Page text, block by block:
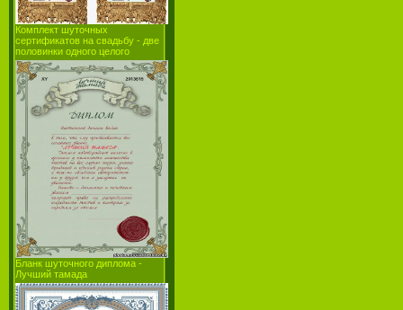
Комплект шуточных
сертификатов на свадьбу - две
половинки одного целого
Бланк шуточного диплома -
Лучший тамада